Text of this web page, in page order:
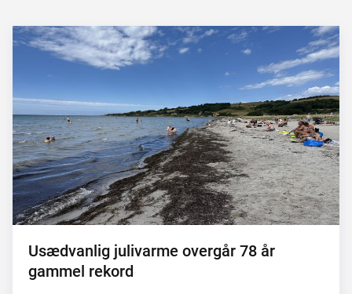
Usædvanlig julivarme overgår 78 år
gammel rekord